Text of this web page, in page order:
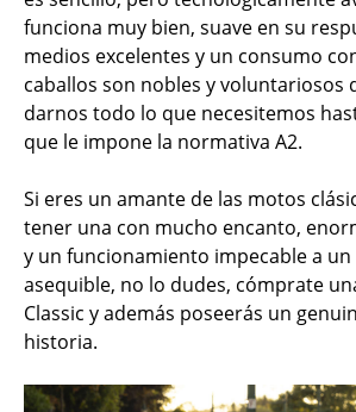
funciona muy bien, suave en su
medios excelentes y un consumo
caballos son nobles y voluntariosos
darnos todo lo que necesitemos
que le impone la normativa A2.
Si eres un amante de las motos
tener una con mucho encanto,
y un funcionamiento impecable a
asequible, no lo dudes, cómprate
Classic y además poseerás un
historia.